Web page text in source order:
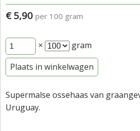
€ 5,90 per 100 gram
×
gram
Plaats in winkelwagen
Supermalse ossehaas van
Uruguay.